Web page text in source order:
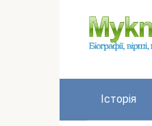
Історія